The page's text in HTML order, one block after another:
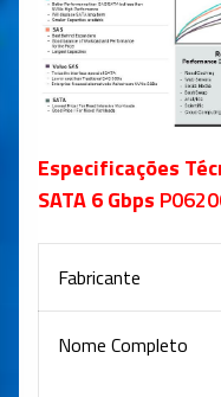
Especificações
SATA 6 Gbps
Fabricante
Nome Completo